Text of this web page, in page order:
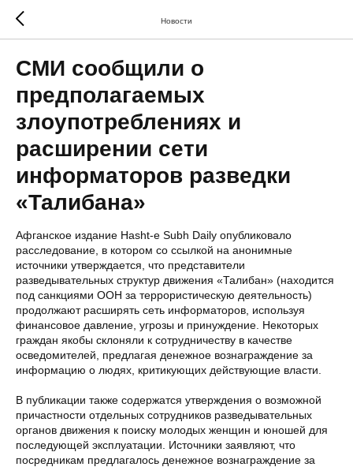
Новости
СМИ сообщили о
предполагаемых
злоупотреблениях и
расширении сети
информаторов разведки
«Талибана»
Афганское издание Hasht-e Subh Daily опубликовало
расследование, в котором со ссылкой на анонимные
источники утверждается, что представители
разведывательных структур движения «Талибан» (находится
под санкциями ООН за террористическую деятельность)
продолжают расширять сеть информаторов, используя
финансовое давление, угрозы и принуждение. Некоторых
граждан якобы склоняли к сотрудничеству в качестве
осведомителей, предлагая денежное вознаграждение за
информацию о людях, критикующих действующие власти.
В публикации также содержатся утверждения о возможной
причастности отдельных сотрудников разведывательных
органов движения к поиску молодых женщин и юношей для
последующей эксплуатации. Источники заявляют, что
посредникам предлагалось денежное вознаграждение за